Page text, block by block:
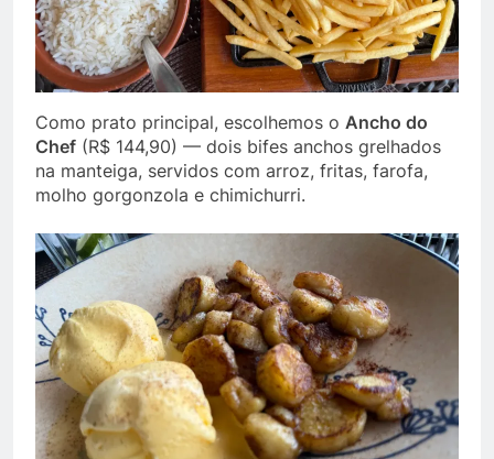
Como prato principal, escolhemos o Ancho do
Chef (R$ 144,90) — dois bifes anchos grelhados
na manteiga, servidos com arroz, fritas, farofa,
molho gorgonzola e chimichurri.